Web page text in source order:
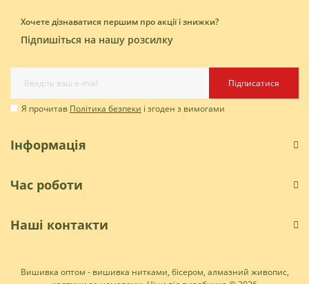
Хочете дізнаватися першим про акції і знижки?
Підпишіться на нашу розсилку
Підписатися
Я прочитав Політика безпеки і згоден з вимогами
Інформація
Час роботи
Наші контакти
Вишивка оптом - вишивка нитками, бісером, алмазний живопис,